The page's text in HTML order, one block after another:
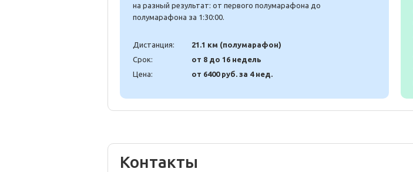
на разный результат: от первого полумарафона до
полумарафона за 1:30:00.
Дистанция:
21.1 км (полумарафон)
Срок:
от 8 до 16 недель
Цена:
от 6400 руб. за 4 нед.
Контакты